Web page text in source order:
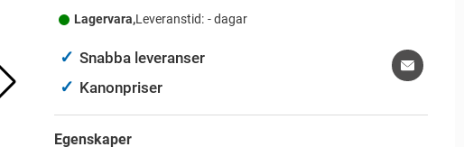
Lagervara,Leveranstid: - dagar
✓ Snabba leveranser
✓ Kanonpriser
Egenskaper